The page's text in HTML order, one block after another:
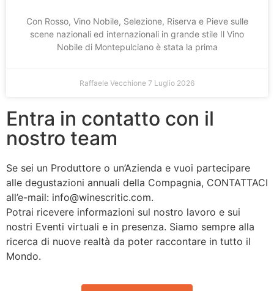
Con Rosso, Vino Nobile, Selezione, Riserva e Pieve sulle
scene nazionali ed internazionali in grande stile Il Vino
Nobile di Montepulciano è stata la prima
Raffaele Vecchione 7 Luglio 2026
Entra in contatto con il
nostro team
Se sei un Produttore o un’Azienda e vuoi partecipare
alle degustazioni annuali della Compagnia, CONTATTACI
all’e-mail: info@winescritic.com.
Potrai ricevere informazioni sul nostro lavoro e sui
nostri Eventi virtuali e in presenza. Siamo sempre alla
ricerca di nuove realtà da poter raccontare in tutto il
Mondo.